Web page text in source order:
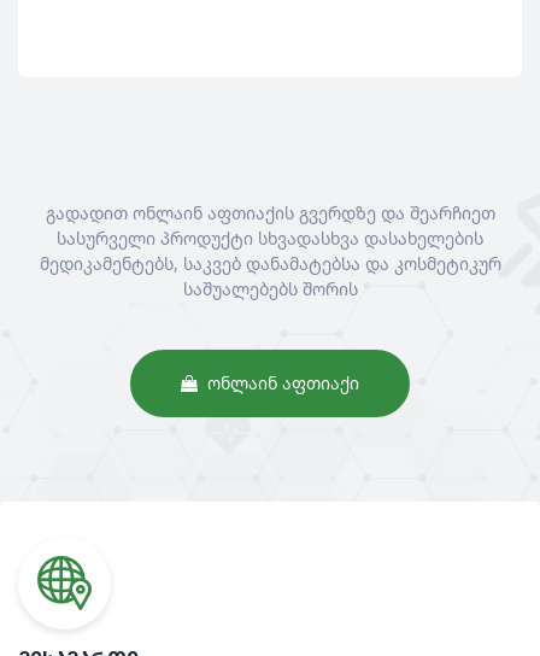
გადადით ონლაინ აფთიაქის გვერდზე და შეარჩიეთ
სასურველი პროდუქტი სხვადასხვა დასახელების
მედიკამენტებს, საკვებ დანამატებსა და კოსმეტიკურ
საშუალებებს შორის
ᲝᲜᲚᲐᲘᲜ ᲐᲤᲗᲘᲐᲥᲘ